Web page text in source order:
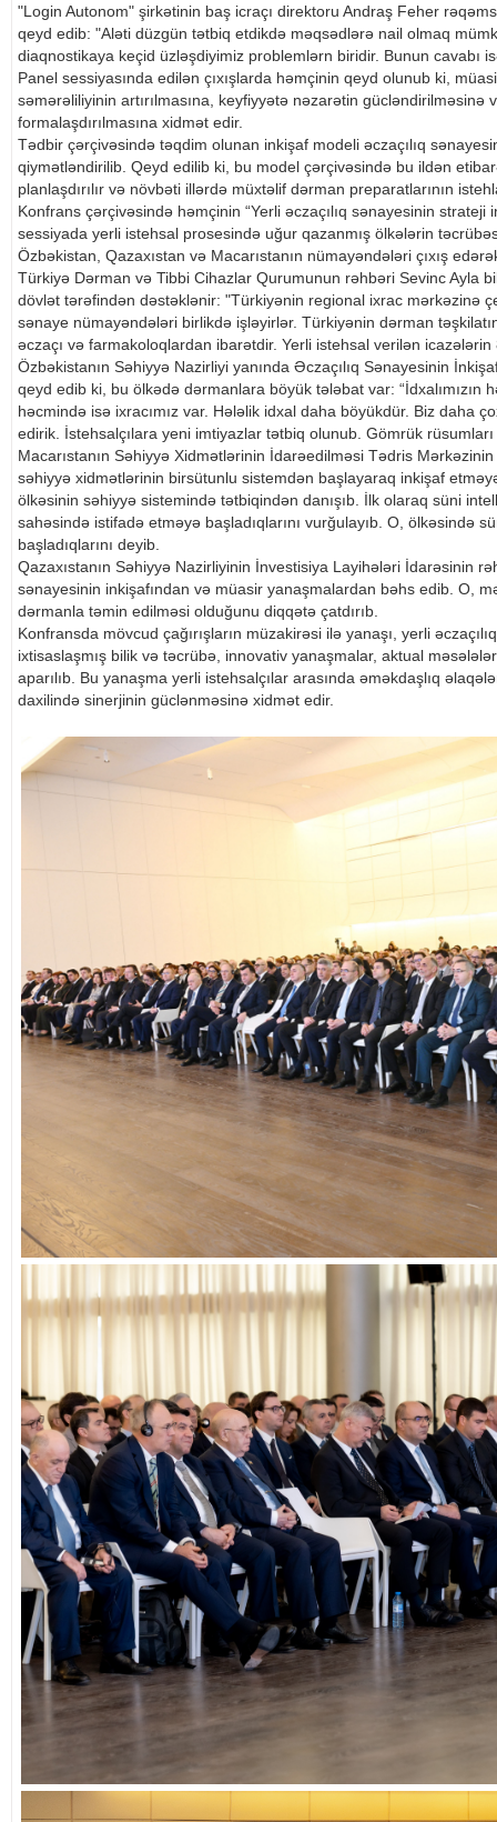
"Login Autonom" şirkətinin baş icraçı direktoru Andraş Feher
qeyd edib: "Aləti düzgün tətbiq etdikdə məqsədlərə nail olmaq
diaqnostikaya keçid üzləşdiyimiz problemlərn biridir. Bunun cavabı
Panel sessiyasında edilən çıxışlarda həmçinin qeyd olunub ki,
səmərəliliyinin artırılmasına, keyfiyyətə nəzarətin
formalaşdırılmasına xidmət edir.
Tədbir çərçivəsində təqdim olunan inkişaf modeli əczaçılıq
qiymətləndirilib. Qeyd edilib ki, bu model çərçivəsində bu ildən
planlaşdırılır və növbəti illərdə müxtəlif dərman preparatlarının
Konfrans çərçivəsində həmçinin “Yerli əczaçılıq sənayesinin strateji
sessiyada yerli istehsal prosesində uğur qazanmış ölkələrin
Özbəkistan, Qazaxıstan və Macarıstanın nümayəndələri çıxış
Türkiyə Dərman və Tibbi Cihazlar Qurumunun rəhbəri Sevinc Ayla
dövlət tərəfindən dəstəklənir: "Türkiyənin regional ixrac mərkəzinə
sənaye nümayəndələri birlikdə işləyirlər. Türkiyənin dərman
əczaçı və farmakoloqlardan ibarətdir. Yerli istehsal verilən
Özbəkistanın Səhiyyə Nazirliyi yanında Əczaçılıq Sənayesinin
qeyd edib ki, bu ölkədə dərmanlara böyük tələbat var:
həcmində isə ixracımız var. Hələlik idxal daha böyükdür. Biz daha
edirik. İstehsalçılara yeni imtiyazlar tətbiq olunub. Gömrük
Macarıstanın Səhiyyə Xidmətlərinin İdarəedilməsi Tədris
səhiyyə xidmətlərinin birsütunlu sistemdən başlayaraq inkişaf
ölkəsinin səhiyyə sistemində tətbiqindən danışıb. İlk olaraq süni
sahəsində istifadə etməyə başladıqlarını vurğulayıb. O, ölkəsində
başladıqlarını deyib.
Qazaxıstanın Səhiyyə Nazirliyinin İnvestisiya Layihələri İdarəsinin
sənayesinin inkişafından və müasir yanaşmalardan bəhs edib. O,
dərmanla təmin edilməsi olduğunu diqqətə çatdırıb.
Konfransda mövcud çağırışların müzakirəsi ilə yanaşı, yerli
ixtisaslaşmış bilik və təcrübə, innovativ yanaşmalar, aktual
aparılıb. Bu yanaşma yerli istehsalçılar arasında əməkdaşlıq
daxilində sinerjinin güclənməsinə xidmət edir.